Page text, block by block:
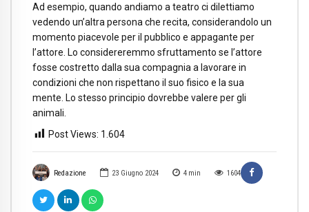
Redazione 23 Giugno 2024 4 min 1604
Ad esempio, quando andiamo a teatro ci dilettiamo
vedendo un’altra persona che recita, considerandolo un
momento piacevole per il pubblico e appagante per
l’attore. Lo considereremmo sfruttamento se l’attore
fosse costretto dalla sua compagnia a lavorare in
condizioni che non rispettano il suo fisico e la sua
mente. Lo stesso principio dovrebbe valere per gli
animali.
Post Views: 1.604